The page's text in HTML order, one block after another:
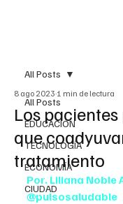
All Posts
EDUCACIÓN
TECNOLOGÍA
ECONOMÍA
CIUDAD
All Posts
Los
que
tratamiento
8 ago 2023 1 min de lectura
Por. Liliana Noble
@pulsosaludable